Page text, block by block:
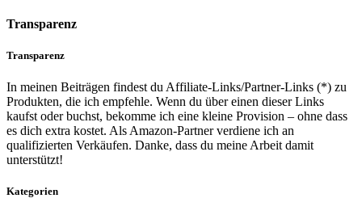
Transparenz
Transparenz
In meinen Beiträgen findest du Affiliate-Links/Partner-Links (*) zu
Produkten, die ich empfehle. Wenn du über einen dieser Links
kaufst oder buchst, bekomme ich eine kleine Provision – ohne dass
es dich extra kostet. Als Amazon-Partner verdiene ich an
qualifizierten Verkäufen. Danke, dass du meine Arbeit damit
unterstützt!
Kategorien